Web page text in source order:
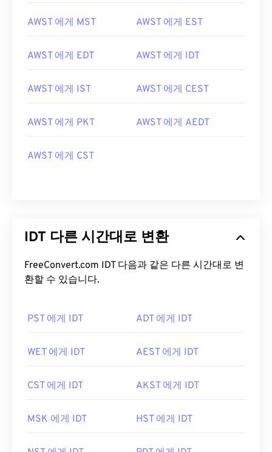
AWST 에게 MST AWST 에게 EST
AWST 에게 EDT AWST 에게 IDT
AWST 에게 IST AWST 에게 CEST
AWST 에게 PKT AWST 에게 AEDT
AWST 에게 CST
IDT 다른 시간대로 변환
FreeConvert.com IDT 다음과 같은 다른 시간대로 변
환할 수 있습니다.
PST 에게 IDT ADT 에게 IDT
WET 에게 IDT AEST 에게 IDT
CST 에게 IDT AKST 에게 IDT
MSK 에게 IDT HST 에게 IDT